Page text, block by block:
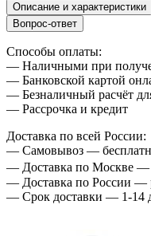
Описание и характеристики
Вопрос-ответ
Способы оплаты:
— Наличными при
— Банковской картой
— Безналичный расчёт
— Рассрочка и кредит
Доставка по всей России:
— Самовывоз —
— Доставка по Москве —
— Доставка по России —
— Срок доставки — 1-14